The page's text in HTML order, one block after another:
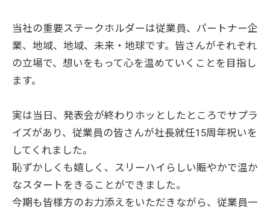
当社の重要ステークホルダーは従業員、パートナー企
業、地域、地域、未来・地球です。皆さんがそれぞれ
の立場で、想いをもって心を温めていくことを目指し
ます。
実は当日、発表会が終わりホッとしたところでサプラ
イズがあり、従業員の皆さんが社長就任15周年祝いを
してくれました。
恥ずかしくも嬉しく、スリーハイらしい賑やかで温か
なスタートをきることができました。
今期も皆様方のお力添えをいただきながら、従業員一